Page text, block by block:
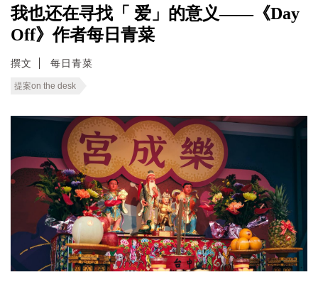
我也还在寻找「 爱」的意义——《Day
Off》作者每日青菜
撰文 每日青菜
提案on the desk